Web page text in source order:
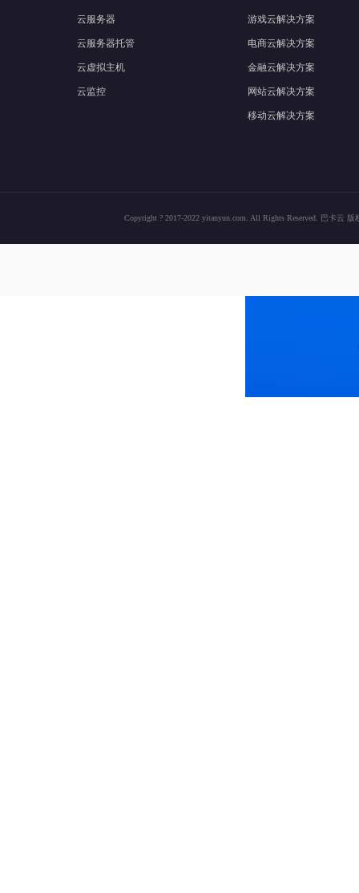
云服务器
云服务器托管
云虚拟主机
云监控
游戏云解决方案
电商云解决方案
金融云解决方案
网站云解决方案
移动云解决方案
Copyright ? 2017-2022 yitanyun.com. All Rights Reserved. 巴卡云